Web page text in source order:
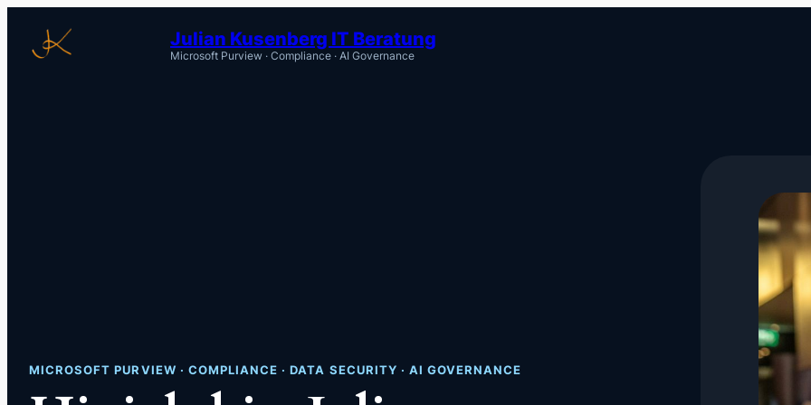
Inhalt
Julian Kusenberg IT Beratung
Microsoft Purview · Compliance · AI Governance
MICROSOFT PURVIEW · COMPLIANCE · DATA SECURITY · AI GOVERNANCE